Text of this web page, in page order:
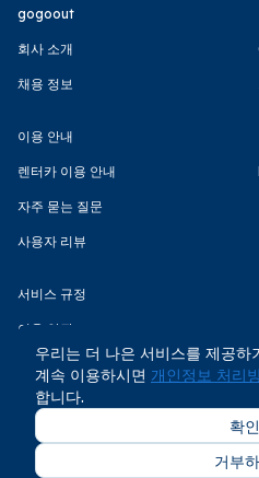
gogoout
회사 소개
채용 정보
이용 안내
렌터카 이용 안내
자주 묻는 질문
사용자 리뷰
서비스 규정
이용 약관
개인정보 처리방침
COPYRIGHT © GOGOOUT
우리는 더 나은 서비스를 제공하
계속 이용하시면 개인정보 처리
합니다.
확인
거부